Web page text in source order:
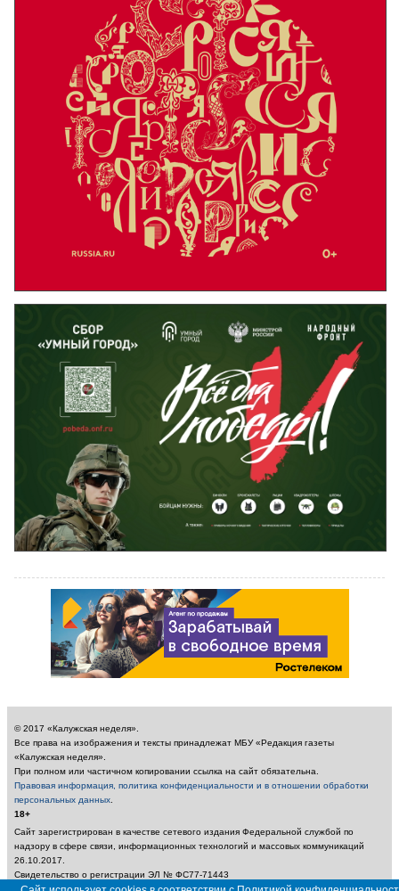
© 2017 «Калужская неделя».
Все права на изображения и тексты принадлежат МБУ «Редакция газеты
«Калужская неделя».
При полном или частичном копировании ссылка на сайт обязательна.
Правовая информация, политика конфиденциальности и в отношении обработки
персональных данных
18+
Сайт зарегистрирован в качестве сетевого издания Федеральной службой по
надзору в сфере связи, информационных технологий и массовых коммуникаций
26.10.2017.
Свидетельство о регистрации ЭЛ № ФС77-71443
Учредитель: Муниципальное бюджетное учреждение «Редакция газеты «Калужская